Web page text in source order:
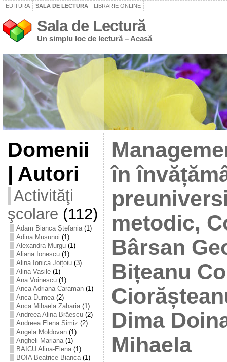
EDITURA SALA DE LECTURA LIBRARIE ONLINE
Sala de Lectură
Un simplu loc de lectură – Acasă
Domenii
| Autori
Activităţi
şcolare (112)
Adam Bianca Ștefania(1)
Adina Mușunoi (1)
Alexandra Murgu(1)
Aliana Ionescu(1)
Alina Ionica Joițoiu(3)
Alina Vasile(1)
Ana Voinescu(1)
Anca Adriana Caraman(1)
Anca Dumea(2)
Anca Mihaela Zaharia(1)
Andreea Alina Brăescu(2)
Andreea Elena Simiz (2)
Angela Moldovan(1)
Angheli Mariana(1)
BAICU Alina-Elena(1)
BOIA Beatrice Bianca(1)
în
metodic,
Bârsan
Bițeanu
Dima
Mihaela